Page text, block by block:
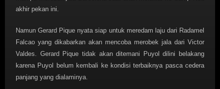
akhir pekan ini.
Namun Gerard Pique nyata siap untuk meredam laju dari Radamel
Falcao yang dikabarkan akan mencoba merobek jala dari Victor
Valdes. Gerard Pique tidak akan ditemani Puyol dilini belakang
karena Puyol belum kembali ke kondisi terbaiknya pasca cedera
panjang yang dialaminya.